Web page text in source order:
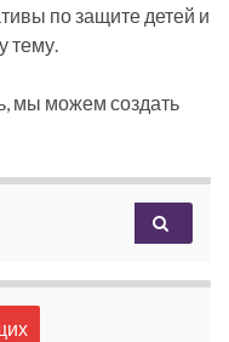
по защите детей и
тему.
мы можем создать